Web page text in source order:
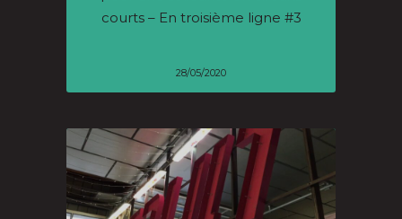
courts – En troisième ligne #3
28/05/2020